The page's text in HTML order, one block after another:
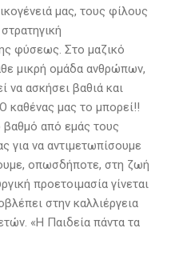
μας, τους φίλους
φύσεως. Στο μαζικό
μικρή ομάδα ανθρώπων,
να ασκήσει βαθιά και
καθένας μας το μπορεί!!
βαθμό από εμάς τους
για να αντιμετωπίσουμε
οπωσδήποτε, στη ζωή
προετοιμασία γίνεται
στην καλλιέργεια
«Η Παιδεία πάντα τα